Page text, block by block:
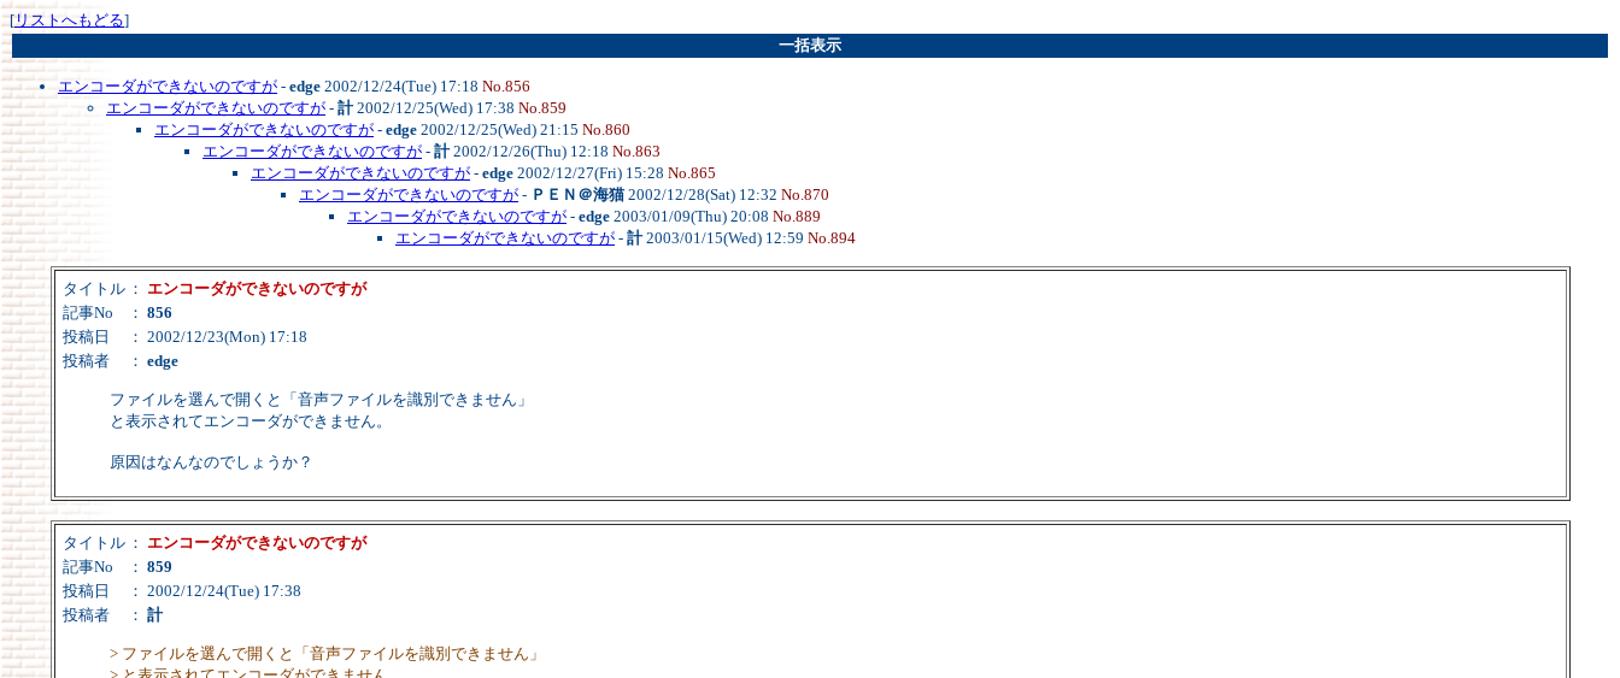
[リストへもどる]
一括表示
エンコーダができないのですが - edge 2002/12/24(Tue) 17:18 No.856
エンコーダができないのですが - 計2002/12/25(Wed) 17:38 No.859
エンコーダができないのですが - edge 2002/12/25(Wed) 21:15 No.860
エンコーダができないのですが - 計2002/12/26(Thu) 12:18 No.863
エンコーダができないのですが - edge 2002/12/27(Fri) 15:28 No.865
エンコーダができないのですが - ＰＥＮ＠海猫2002/12/28(Sat) 12:32 No.870
エンコーダができないのですが - edge 2003/01/09(Thu) 20:08 No.889
エンコーダができないのですが - 計2003/01/15(Wed) 12:59 No.894
タイトル ： エンコーダができないのですが
記事No
： 856
投稿日
： 2002/12/23(Mon) 17:18
投稿者
： edge
ファイルを選んで開くと「音声ファイルを識別できません」
と表示されてエンコーダができません。
原因はなんなのでしょうか？
タイトル ： エンコーダができないのですが
記事No
： 859
投稿日
： 2002/12/24(Tue) 17:38
投稿者
： 計
> ファイルを選んで開くと「音声ファイルを識別できません」